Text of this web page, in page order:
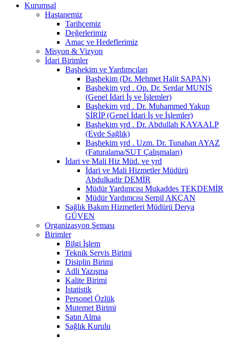
Kurumsal
Hastanemiz
Tarihçemiz
Değerlerimiz
Amaç ve Hedeflerimiz
Misyon & Vizyon
İdari Birimler
Başhekim ve Yardımcıları
Başhekim (Dr. Mehmet Halit SAPAN)
Başhekim yrd . Op. Dr. Serdar MUNİS
(Genel İdari İş ve İşlemler)
Başhekim yrd . Dr. Muhammed Yakup
ŞİRİP (Genel İdari İş ve İşlemler)
Başhekim yrd . Dr. Abdullah KAYAALP
(Evde Sağlık)
Başhekim yrd . Uzm. Dr. Tunahan AYAZ
(Faturalama/SUT Çalışmaları)
İdari ve Mali Hiz Müd. ve yrd
İdari ve Mali Hizmetler Müdürü
Abdulkadir DEMİR
Müdür Yardımcısı Mukaddes TEKDEMİR
Müdür Yardımcısı Serpil AKÇAN
Sağlık Bakım Hizmetleri Müdürü Derya
GÜVEN
Organizasyon Şeması
Birimler
Bilgi İşlem
Teknik Servis Birimi
Disiplin Birimi
Adli Yazışma
Kalite Birimi
İstatistik
Personel Özlük
Mutemet Birimi
Satın Alma
Sağlık Kurulu